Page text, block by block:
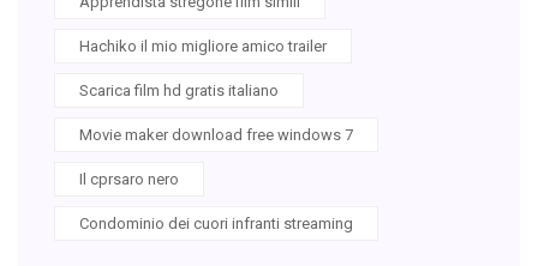
Hachiko il mio migliore amico trailer
Scarica film hd gratis italiano
Movie maker download free windows 7
Il cprsaro nero
Condominio dei cuori infranti streaming